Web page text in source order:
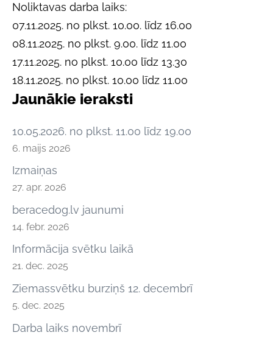
Jaunākie ieraksti
10.05.2026. no plkst. 11.00 līdz 19.00
6. maijs 2026
Izmaiņas
27. apr. 2026
beracedog.lv jaunumi
14. febr. 2026
Informācija svētku laikā
21. dec. 2025
Ziemassvētku burziņš 12. decembrī
5. dec. 2025
Darba laiks novembrī
Noliktavas darba laiks:
07.11.2025. no plkst. 10.00. līdz 16.00
08.11.2025. no plkst. 9.00. līdz 11.00
17.11.2025. no plkst. 10.00 līdz 13.30
18.11.2025. no plkst. 10.00 līdz 11.00